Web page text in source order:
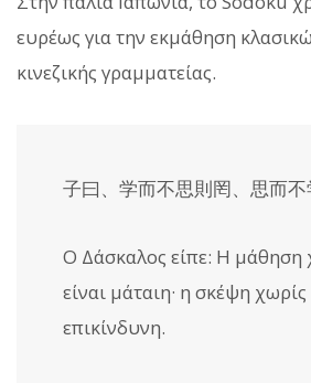
ευρέως για την εκμάθηση
κινεζικής γραμματείας.
子曰、学而不思則罔、思而不
Ο Δάσκαλος είπε: Η μάθηση
είναι μάταιη· η σκέψη
επικίνδυνη.